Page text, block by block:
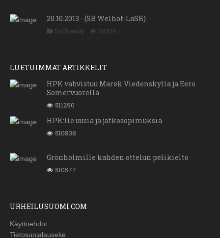
20.10.2013 - (SB Welhot-LaSB)
Salibandy 38276
LUETUIMMAT ARTIKKELIT
HPK vahvistuu Marek Viedenskylla ja Eero
Somervuorella
511290
HPK:lle uusia ja jatkosopimuksia
510838
Grönholmille kahden ottelun pelikielto
510577
URHEILUSUOMI.COM
Käyttöehdot
Tietosuojalauseke